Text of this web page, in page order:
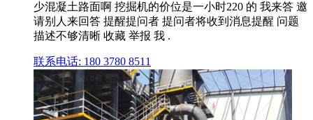
少混凝土路面啊 挖掘机的价位是一小时220 的 我来答 邀
请别人来回答 提醒提问者 提问者将收到消息提醒 问题
描述不够清晰 收藏 举报 我 .
联系电话: 180 3780 8511